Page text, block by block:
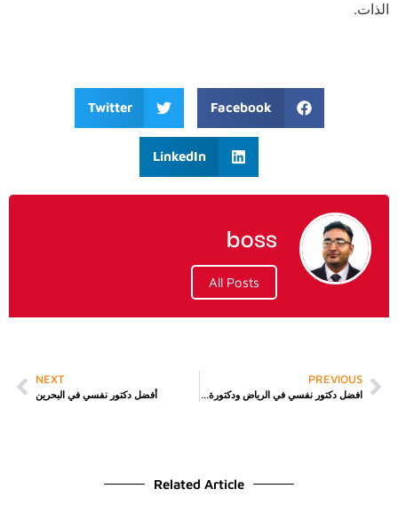
الذات.
Facebook
Twitter
LinkedIn
boss
All Posts
PREVIOUS
افضل دكتور نفسي في الرياض ودكتورة نفسية متميزة: دليل شامل للعلاج النفسي الفعال
NEXT
أفضل دكتور نفسي في البحرين
Related Article